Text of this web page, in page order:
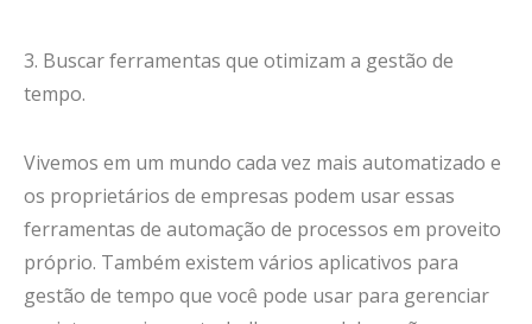
3. Buscar ferramentas que otimizam a gestão de
tempo.
Vivemos em um mundo cada vez mais automatizado e
os proprietários de empresas podem usar essas
ferramentas de automação de processos em proveito
próprio. Também existem vários aplicativos para
gestão de tempo que você pode usar para gerenciar